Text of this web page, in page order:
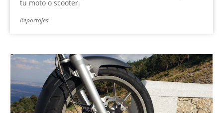
tu moto o scooter.
Reportajes